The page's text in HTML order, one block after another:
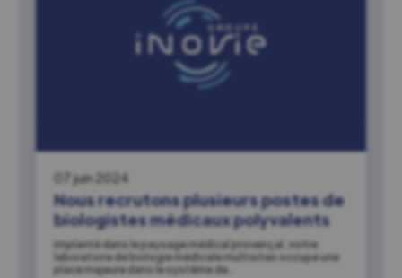
07 juin 2024
Nous recrutons plusieurs postes de
biologistes médicaux polyvalents
Implanté dans le paysage médical provençal, notre
laboratoire de biologie médicale multisites occupe une
place majeure dans le système de…